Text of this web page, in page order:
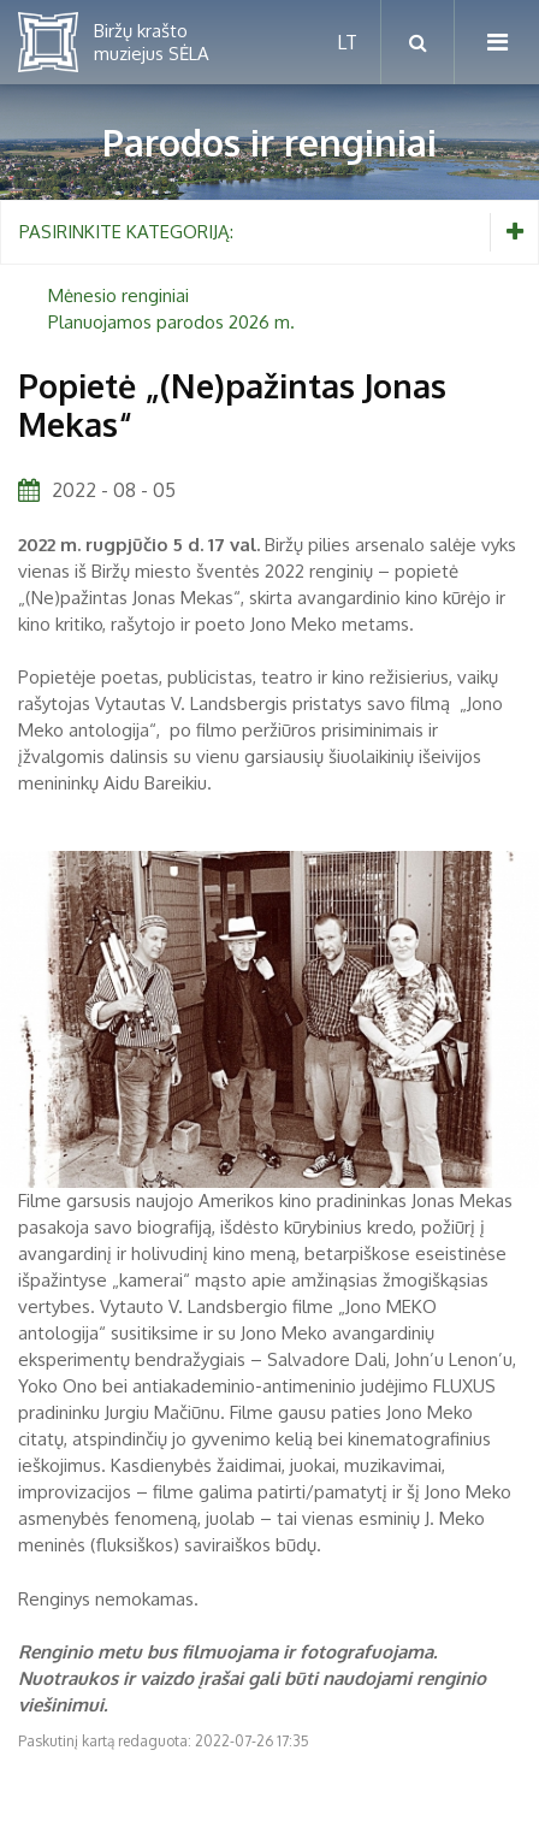
Mėnesio renginiai
Vaikams nuo 5 iki 10 metų
Etnografija
Biržų tvirtovės arsenalas
Religijos
Biržai XIX a.
Biržai XX a.
RUGPJŪTIS2026
Pr An Tr Ke Pe Še
Se
1
3
4
17
18 19 20 21 22
24
25 26 27 28 29
31
Parodos ir renginiai
PASIRINKITE KATEGORIJĄ:
Mėnesio renginiai
Planuojamos parodos 2026 m.
Popietė „(Ne)pažintas Jonas
Mekas“
2022 - 08 - 05
2022 m. rugpjūčio 5 d. 17 val. Biržų pilies arsenalo salėje vyks
vienas iš Biržų miesto šventės 2022 renginių – popietė
„(Ne)pažintas Jonas Mekas“, skirta avangardinio kino kūrėjo ir
kino kritiko, rašytojo ir poeto Jono Meko metams.
Popietėje poetas, publicistas, teatro ir kino režisierius, vaikų
rašytojas Vytautas V. Landsbergis pristatys savo filmą „Jono
Meko antologija“, po filmo peržiūros prisiminimais ir
įžvalgomis dalinsis su vienu garsiausių šiuolaikinių išeivijos
menininkų Aidu Bareikiu.
Filme garsusis naujojo Amerikos kino pradininkas Jonas Mekas
pasakoja savo biografiją, išdėsto kūrybinius kredo, požiūrį į
avangardinį ir holivudinį kino meną, betarpiškose eseistinėse
išpažintyse „kamerai“ mąsto apie amžinąsias žmogiškąsias
vertybes. Vytauto V. Landsbergio filme „Jono MEKO
antologija“ susitiksime ir su Jono Meko avangardinių
eksperimentų bendražygiais – Salvadore Dali, John’u Lenon’u,
Yoko Ono bei antiakademinio-antimeninio judėjimo FLUXUS
pradininku Jurgiu Mačiūnu. Filme gausu paties Jono Meko
citatų, atspindinčių jo gyvenimo kelią bei kinematografinius
ieškojimus. Kasdienybės žaidimai, juokai, muzikavimai,
improvizacijos – filme galima patirti/pamatytį ir šį Jono Meko
asmenybės fenomeną, juolab – tai vienas esminių J. Meko
meninės (fluksiškos) saviraiškos būdų.
Renginys nemokamas.
Renginio metu bus filmuojama ir fotografuojama.
Nuotraukos ir vaizdo įrašai gali būti naudojami renginio
viešinimui.
Paskutinį kartą redaguota: 2022-07-26 17:35